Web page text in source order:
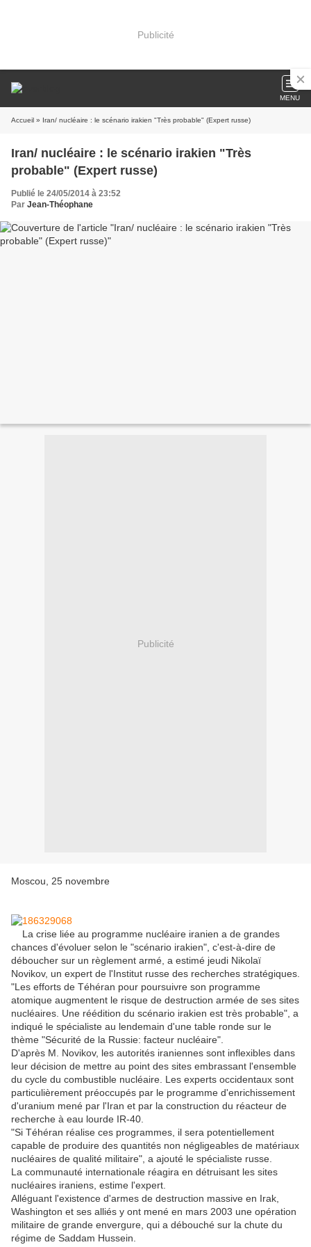
Publicité
MENU
Accueil » Iran/ nucléaire : le scénario irakien "Très probable" (Expert russe)
Iran/ nucléaire : le scénario irakien "Très
probable" (Expert russe)
Publié le 24/05/2014 à 23:52
Par Jean-Théophane
Publicité
Moscou, 25 novembre
La crise liée au programme nucléaire iranien a de grandes
chances d'évoluer selon le "scénario irakien", c'est-à-dire de
déboucher sur un règlement armé, a estimé jeudi Nikolaï
Novikov, un expert de l'Institut russe des recherches stratégiques.
"Les efforts de Téhéran pour poursuivre son programme
atomique augmentent le risque de destruction armée de ses sites
nucléaires. Une réédition du scénario irakien est très probable", a
indiqué le spécialiste au lendemain d'une table ronde sur le
thème "Sécurité de la Russie: facteur nucléaire".
D'après M. Novikov, les autorités iraniennes sont inflexibles dans
leur décision de mettre au point des sites embrassant l'ensemble
du cycle du combustible nucléaire. Les experts occidentaux sont
particulièrement préoccupés par le programme d'enrichissement
d'uranium mené par l'Iran et par la construction du réacteur de
recherche à eau lourde IR-40.
"Si Téhéran réalise ces programmes, il sera potentiellement
capable de produire des quantités non négligeables de matériaux
nucléaires de qualité militaire", a ajouté le spécialiste russe.
La communauté internationale réagira en détruisant les sites
nucléaires iraniens, estime l'expert.
Alléguant l'existence d'armes de destruction massive en Irak,
Washington et ses alliés y ont mené en mars 2003 une opération
militaire de grande envergure, qui a débouché sur la chute du
régime de Saddam Hussein.